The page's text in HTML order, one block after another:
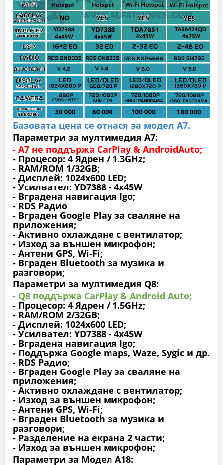
Базовата цена се отнася за модел А7.
Параметри за мултимедия A7:
- A7 не поддържа CarPlay & AndroidAuto;
- Процесор: 4 Ядрен / 1.3GHz;
- RAM/ROM 1/32GB;
- Дисплей: 1024х600 LED;
- Усилвател: YD7388 - 4x45W
- Вградена навигация Igo;
- RDS Радио
- Вграден Google Play за сваляне на
приложения;
- Активно охлаждане с вентилатор;
- Изход за външен микрофон;
- Антени GPS, Wi-Fi;
- Вграден Bluetooth за музика и
разговори;
Параметри за мултимедия Q8:
- Q8 поддържа CarPlay & Android Auto;
- Процесор: 4 Ядрен / 1.5GHz;
- RAM/ROM 2/32GB;
- Дисплей: 1024х600 LED;
- Усилвател: YD7388 - 4x45W
- Вградена навигация Igo;
- Поддържа Google maps, Waze, Sygic и др.
- RDS Радио;
- Вграден Google Play за сваляне на
приложения;
- Активно охлаждане с вентилатор;
- Изход за външен микрофон;
- Антени GPS, Wi-Fi;
- Вграден Bluetooth за музика и
разговори;
- Разделение на екрана 2 части;
- Изход за външен микрофон;
Параметри за Модел A18: